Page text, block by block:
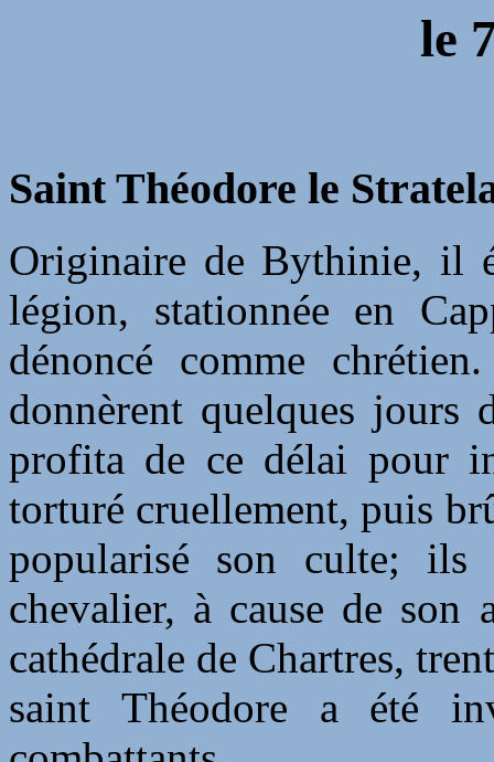
le
Saint Théodore le
Originaire de Bythinie, il
légion, stationnée en
dénoncé comme
donnèrent quelques
profita de ce délai pour
torturé cruellement, puis
popularisé son culte;
chevalier, à cause de son
cathédrale de Chartres,
saint Théodore a été